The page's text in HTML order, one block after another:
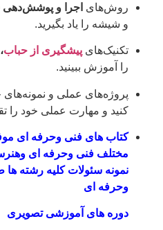
روش‌های اجرا و
و شیشه را یاد بگیرید.
تکنیک‌های پیشگیری از حباب
را آموزش ببینید.
پروژه‌های عملی و
کنید و مهارت عملی خود را
کتاب های فنی وحرفه ای
مختلف فنی وحرفه ای
نمونه سئولات کلیه رشته ها
وحرفه ای
دوره های آموزشی تصویری